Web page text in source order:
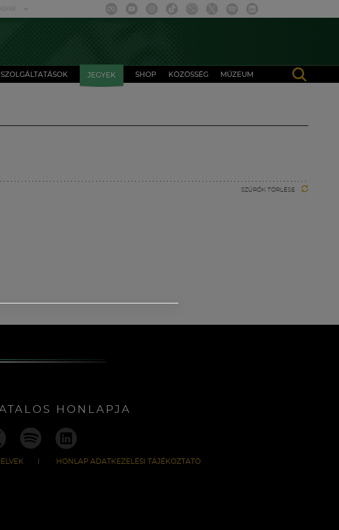
SZOLGÁLTATÁSOK JEGYEK SHOP KÖZÖSSÉG MÚZEUM
SZŰRŐK TÖRLÉSE
HONLAPJA
HONLAP ADATKEZELÉSI TÁJÉKOZTATÓ